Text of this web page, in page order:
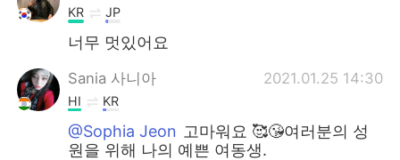
KR JP
너무 멋있어요
Sania 사니아 2021.01.25 14:30
HI KR
@Sophia Jeon 고마워요 🥰😘여러분의 성
원을 위해 나의 예쁜 여동생.